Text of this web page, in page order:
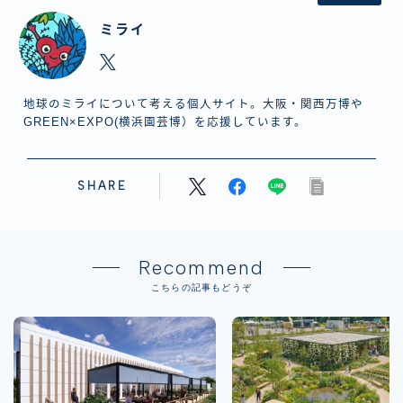
ミライ
地球のミライについて考える個人サイト。大阪・関西万博や
GREEN×EXPO(横浜園芸博）を応援しています。
SHARE
Recommend
こちらの記事もどうぞ